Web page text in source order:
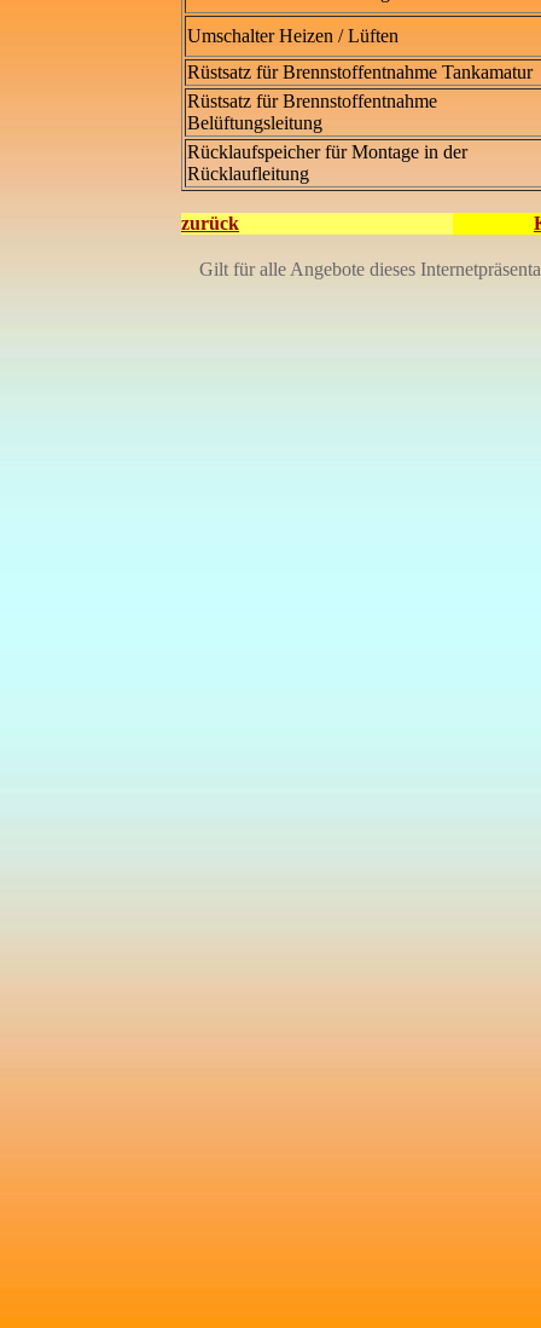
Umschalter Heizen / Lüften
Rüstsatz für Brennstoffentnahme Tankamatur
Rüstsatz für Brennstoffentnahme
Belüftungsleitung
Rücklaufspeicher für Montage in der
Rücklaufleitung
zurück
Gilt für alle Angebote dieses